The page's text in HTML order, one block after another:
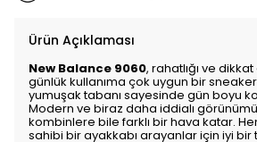
Ürün Açıklaması
New Balance 9060, rahatlığı ve
günlük kullanıma çok uygun bir
yumuşak tabanı sayesinde gün boyu
Modern ve biraz daha iddialı
kombinlere bile farklı bir hava katar.
sahibi bir ayakkabı arayanlar için iyi bir